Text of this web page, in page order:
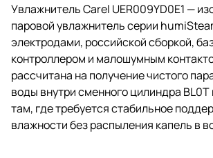
Увлажнитель Carel UER009YD0E1 —
паровой увлажнитель серии
электродами, российской сборкой,
контроллером и малошумным
рассчитана на получение чистого
воды внутри сменного цилиндра
там, где требуется стабильное
влажности без распыления капель в